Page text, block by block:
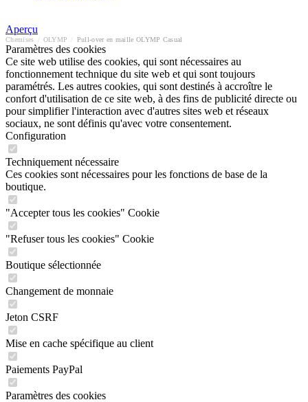
Aperçu
Chemises OLYMP Pull-over en maille OLYMP Casual
Paramètres des cookies
Ce site web utilise des cookies, qui sont nécessaires au
fonctionnement technique du site web et qui sont toujours
paramétrés. Les autres cookies, qui sont destinés à accroître le
confort d'utilisation de ce site web, à des fins de publicité directe ou
pour simplifier l'interaction avec d'autres sites web et réseaux
sociaux, ne sont définis qu'avec votre consentement.
Configuration
Techniquement nécessaire
Ces cookies sont nécessaires pour les fonctions de base de la
boutique.
"Accepter tous les cookies" Cookie
"Refuser tous les cookies" Cookie
Boutique sélectionnée
Changement de monnaie
Jeton CSRF
Mise en cache spécifique au client
Paiements PayPal
Paramètres des cookies